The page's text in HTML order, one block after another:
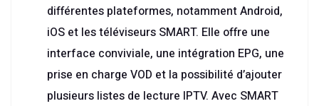
différentes plateformes, notamment Android,
iOS et les téléviseurs SMART. Elle offre une
interface conviviale, une intégration EPG, une
prise en charge VOD et la possibilité d’ajouter
plusieurs listes de lecture IPTV. Avec SMART